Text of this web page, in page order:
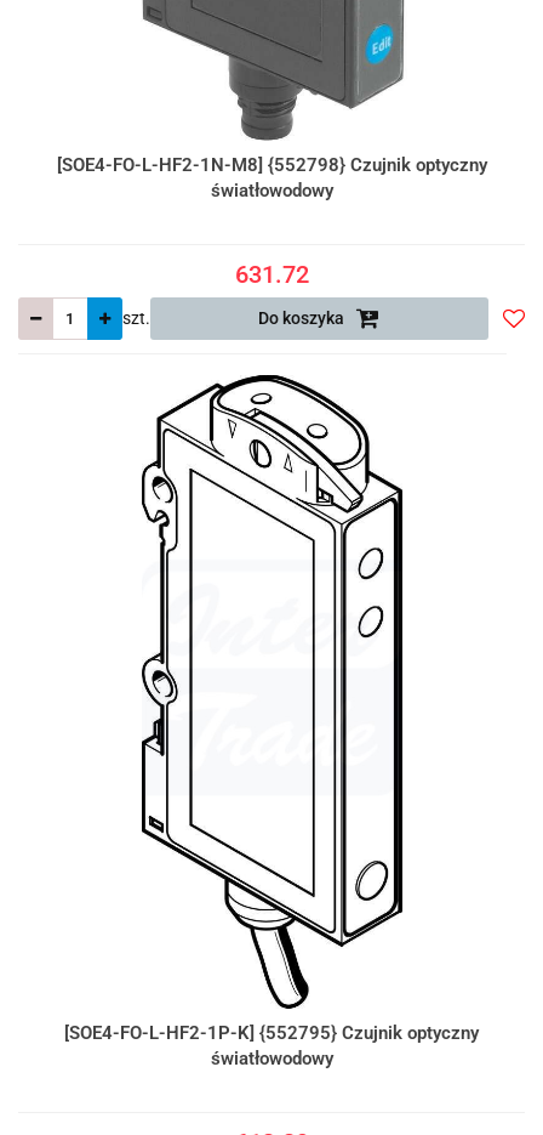
[SOE4-FO-L-HF2-1N-M8] {552798} Czujnik optyczny
światłowodowy
631.72
szt. Do koszyka
[SOE4-FO-L-HF2-1P-K] {552795} Czujnik optyczny
światłowodowy